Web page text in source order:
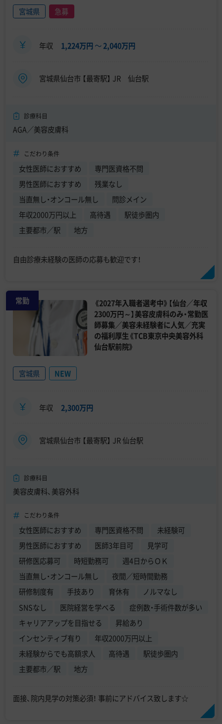
宮城県 急募
年収 1,224万円 〜2,040万円
宮城県仙台市 【最寄駅】 JR 仙台駅
診療科目
AGA／美容皮膚科
こだわり条件
女性医師におすすめ
専門医資格不問
男性医師におすすめ
残業なし
当直無し・オンコール無し
問診メイン
年収2000万円以上
高待遇
駅徒歩圏内
主要都市／駅
地方
自由診療未経験の医師の応募も歓迎です！
常勤
《2027年入職者選考中》【仙台／年収
2300万円～】美容皮膚科のみ・常勤医
師募集／美容未経験者に人気／充実
の福利厚生《TCB東京中央美容外科
仙台駅前院》
宮城県 NEW
年収 2,300万円
宮城県仙台市 【最寄駅】 JR 仙台駅
診療科目
美容皮膚科、美容外科
こだわり条件
女性医師におすすめ 専門医資格不問
未経験可
男性医師におすすめ
医師3年目可
見学可
研修医応募可
時短勤務可
週4日からＯＫ
当直無し・オンコール無し
夜間／短時間勤務
研修制度有
手技あり 育休有
ノルマなし
SNSなし
医院経営を学べる
症例数・手術件数が多い
キャリアアップを目指せる
昇給あり
インセンティブ有り
年収2000万円以上
未経験からでも高額求人
高待遇
駅徒歩圏内
主要都市／駅
地方
面接、院内見学の対策必須！ 事前にアドバイス致します☆